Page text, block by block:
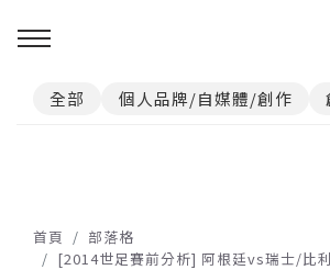
全部 個人品牌/自媒體/創作
首頁
部落格
[2014世足賽前分析] 阿根廷vs瑞士/比